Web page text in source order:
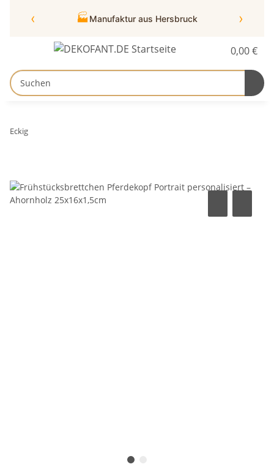
‹ 🏭 Manufaktur aus Hersbruck ›
0,00 €
Eckig